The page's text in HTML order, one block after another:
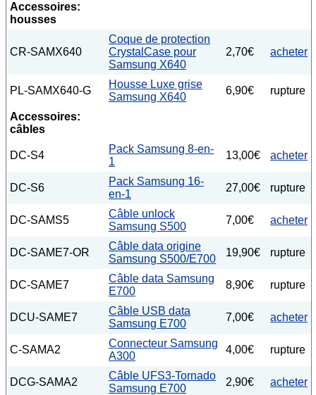
Accessoires:
housses
CR-SAMX640
Coque de protection
CrystalCase pour
Samsung X640
2,70€ acheter
PL-SAMX640-G
Housse Luxe grise
Samsung X640
6,90€ rupture
Accessoires:
câbles
DC-S4
Pack Samsung 8-en-
1
13,00€ acheter
DC-S6
Pack Samsung 16-
en-1
27,00€ rupture
DC-SAMS5
Câble unlock
Samsung S500
7,00€ acheter
DC-SAME7-OR
Câble data origine
Samsung S500/E700
19,90€ rupture
DC-SAME7
Câble data Samsung
E700
8,90€ rupture
DCU-SAME7
Câble USB data
Samsung E700
7,00€ acheter
C-SAMA2
Connecteur Samsung
A300
4,00€ rupture
DCG-SAMA2
Câble UFS3-Tornado
Samsung E700
2,90€ acheter